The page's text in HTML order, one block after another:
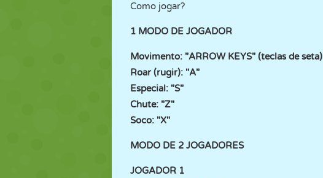
Como jogar?
1 MODO DE JOGADOR
Movimento: "ARROW KEYS" (teclas de seta)
Roar (rugir): "A"
Especial: "S"
Chute: "Z"
Soco: "X"
MODO DE 2 JOGADORES
JOGADOR 1